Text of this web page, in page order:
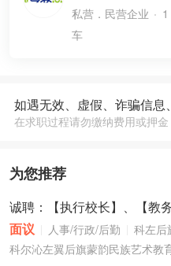
私营．民营企业
车
如遇无效、虚假、诈骗信息
在求职过程请勿缴纳费用或押金
为您推荐
诚聘：【执行校长】、【教务
面议 人事/行政/后勤
科左后
科尔沁左翼后旗蒙韵民族艺术教